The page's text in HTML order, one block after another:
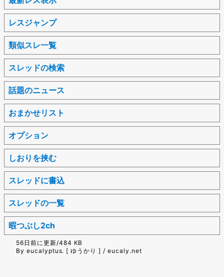
レスジャンプ
類似スレ一覧
スレッドの検索
話題のニュース
おまかせリスト
オプション
しおりを挟む
スレッドに書込
スレッドの一覧
暇つぶし2ch
56日前に更新/484 KB
By eucalyptus. [ ゆうかり ] / eucaly.net